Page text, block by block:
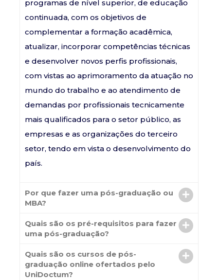
programas de nível superior, de educação
continuada, com os objetivos de
complementar a formação acadêmica,
atualizar, incorporar competências técnicas
e desenvolver novos perfis profissionais,
com vistas ao aprimoramento da atuação no
mundo do trabalho e ao atendimento de
demandas por profissionais tecnicamente
mais qualificados para o setor público, as
empresas e as organizações do terceiro
setor, tendo em vista o desenvolvimento do
país.
Por que fazer uma pós-graduação ou
MBA?
Quais são os pré-requisitos para fazer
uma pós-graduação?
Quais são os cursos de pós-
graduação online ofertados pelo
UniDoctum?